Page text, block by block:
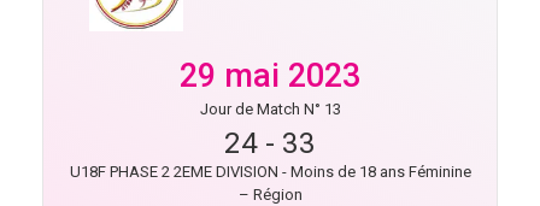
29 mai 2023
Jour de Match N° 13
24 - 33
U18F PHASE 2 2EME DIVISION - Moins de 18 ans Féminine
– Région